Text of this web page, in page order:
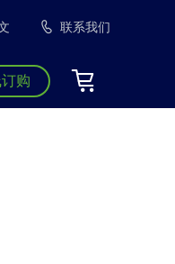
联系我们
购